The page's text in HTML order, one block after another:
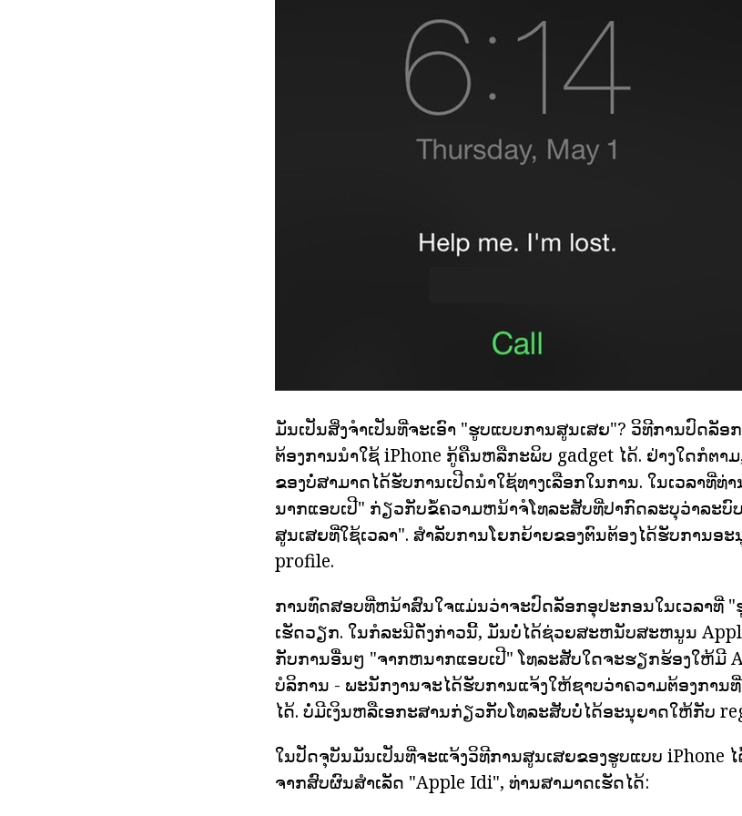
ມັນເປັນສິ່ງຈໍາເປັນທີ່ຈະເອົາ "ຮູບແບບການສູນເສຍ"? ວິທີການປົດລັ
ຕ້ອງການນໍາໃຊ້ iPhone ກູ້ຄືນຫລືກະພິບ gadget ໄດ້. ຢ່າງໃດກໍຕ
ຂອງບໍ່ສາມາດໄດ້ຮັບການເປີດນໍາໃຊ້ທາງເລືອກໃນການ. ໃນເວລາທີ່
ນາກແອບເປີ" ກ່ຽວກັບຂໍ້ຄວາມຫນ້າຈໍໂທລະສັບທີ່ປາກົດລະບຸວ່າລະ
ສູນເສຍທີ່ໃຊ້ເວລາ". ສໍາລັບການໂຍກຍ້າຍຂອງຕົນຕ້ອງໄດ້ຮັບການອ
profile.
ການທົດສອບທີ່ຫນ້າສົນໃຈແມ່ນວ່າຈະປົດລັອກອຸປະກອນໃນເວລາທີ່
ເຮັດວຽກ. ໃນກໍລະນີດັ່ງກ່າວນີ້, ມັນບໍ່ໄດ້ຊ່ວຍສະຫນັບສະຫນູນ
ກັບການອື່ນໆ "ຈາກຫນາກແອບເປີ" ໂທລະສັບໃດຈະຮຽກຮ້ອງໃຫ້ມີ
ບໍລິການ - ພະນັກງານຈະໄດ້ຮັບການແຈ້ງໃຫ້ຊາບວ່າຄວາມຕ້ອງກາ
ໄດ້. ບໍ່ມີເງິນຫລືເອກະສານກ່ຽວກັບໂທລະສັບບໍ່ໄດ້ອະນຸຍາດໃຫ້ກັບ
ໃນປັດຈຸບັນມັນເປັນທີ່ຈະແຈ້ງວິທີການສູນເສຍຂອງຮູບແບບ iPhone
ຈາກສົບຜົນສໍາເລັດ "Apple Idi", ທ່ານສາມາດເຮັດໄດ້: